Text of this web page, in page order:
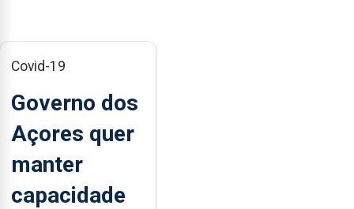
Covid-19
Governo dos
Açores quer
manter
capacidade